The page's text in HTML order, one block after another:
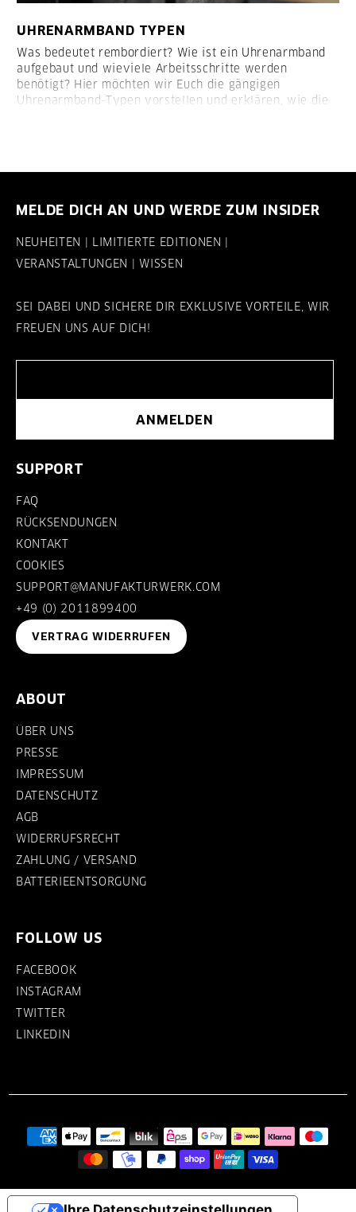
UHRENARMBAND TYPEN
Was bedeutet rembordiert? Wie ist ein Uhrenarmband
aufgebaut und wieviele Arbeitsschritte werden
benötigt? Hier möchten wir Euch die gängigen
Uhrenarmband-Typen vorstellen und erklären, wie die
MELDE DICH AN UND WERDE ZUM INSIDER
NEUHEITEN | LIMITIERTE EDITIONEN |
VERANSTALTUNGEN | WISSEN
SEI DABEI UND SICHERE DIR EXKLUSIVE VORTEILE, WIR
FREUEN UNS AUF DICH!
ANMELDEN
SUPPORT
FAQ
RÜCKSENDUNGEN
KONTAKT
COOKIES
SUPPORT@MANUFAKTURWERK.COM
+49 (0) 2011899400
VERTRAG WIDERRUFEN
ABOUT
ÜBER UNS
PRESSE
IMPRESSUM
DATENSCHUTZ
AGB
WIDERRUFSRECHT
ZAHLUNG / VERSAND
BATTERIEENTSORGUNG
FOLLOW US
FACEBOOK
INSTAGRAM
TWITTER
LINKEDIN